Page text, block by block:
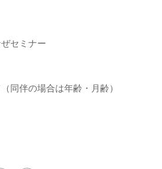
セミナー
同伴の場合は年齢・月齢）